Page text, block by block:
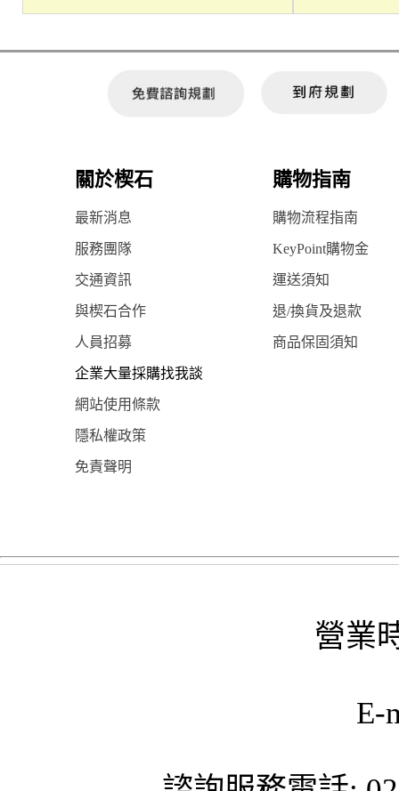
關於楔石 購物指南
最新消息 購物流程指南
服務團隊 KeyPoint購物金
交通資訊 運送須知
與楔石合作 退/換貨及退款
人員招募 商品保固須知
企業大量採購找我談
網站使用條款
隱私權政策
免責聲明
營業
E-